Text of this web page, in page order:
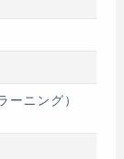
ーニング）